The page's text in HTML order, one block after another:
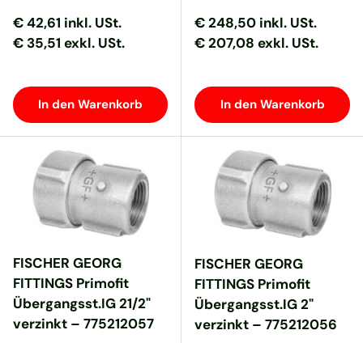
Normaler Preis
Normaler Preis
€ 42,61 inkl. USt.
€ 35,51 exkl. USt.
In den Warenkorb
Normaler Preis
Normaler Preis
€ 248,50 inkl. USt.
€ 207,08 exkl. USt.
In den Warenkorb
FISCHER GEORG
FITTINGS Primofit
Übergangsst.IG 21/2"
verzinkt – 775212057
FISCHER GEORG
FITTINGS Primofit
Übergangsst.IG 2"
verzinkt – 775212056